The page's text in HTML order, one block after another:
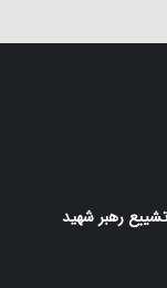
رهبر شهید